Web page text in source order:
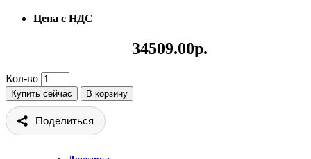
Цена с НДС
34509.00р.
Кол-во
Купить сейчас В корзину
Поделиться